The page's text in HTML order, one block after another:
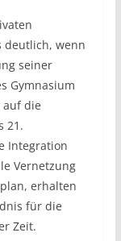
deutlich, wenn
seiner
Gymnasium
auf die
21.
Integration
Vernetzung
erhalten
für die
Zeit.